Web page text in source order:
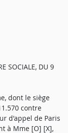
SOCIALE, DU 9
dont le siège
contre
d'appel de Paris
à Mme [O] [X],